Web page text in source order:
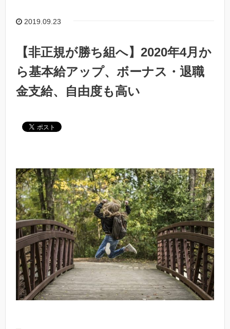
2019.09.23
【非正規が勝ち組へ】2020年4月か
ら基本給アップ、ボーナス・退職
金支給、自由度も高い